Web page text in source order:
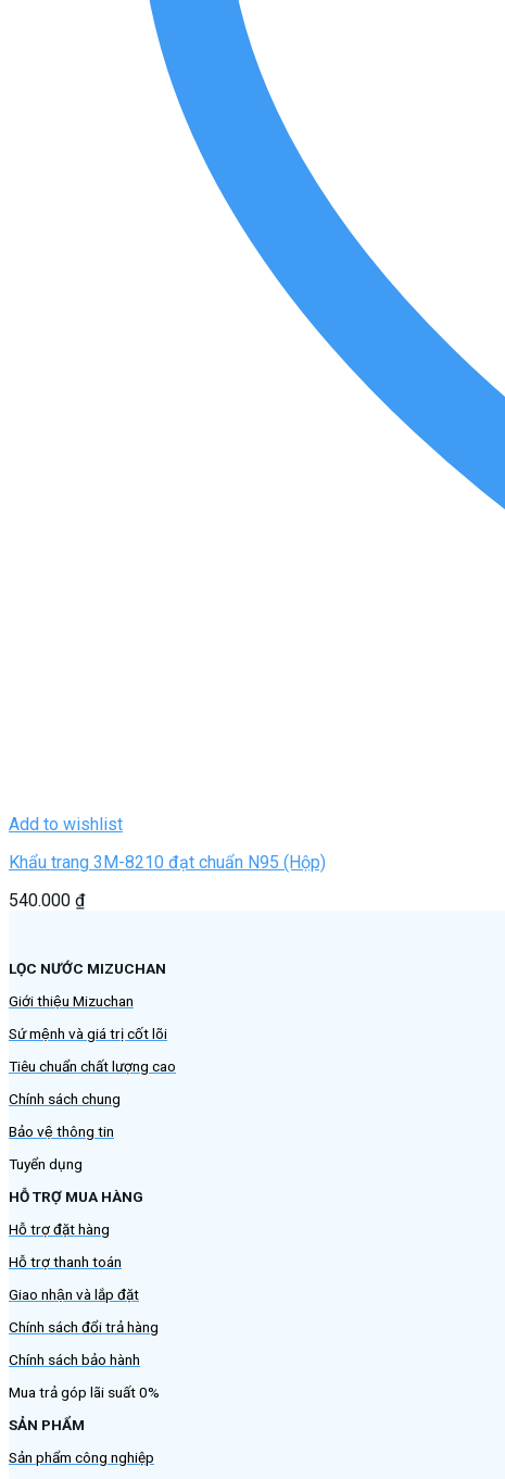
Add to wishlist
Khẩu trang 3M-8210 đạt chuẩn N95 (Hộp)
540.000 ₫
LỌC NƯỚC MIZUCHAN
Giới thiệu Mizuchan
Sứ mệnh và giá trị cốt lõi
Tiêu chuẩn chất lượng cao
Chính sách chung
Bảo vệ thông tin
Tuyển dụng
HỖ TRỢ MUA HÀNG
Hỗ trợ đặt hàng
Hỗ trợ thanh toán
Giao nhận và lắp đặt
Chính sách đổi trả hàng
Chính sách bảo hành
Mua trả góp lãi suất 0%
SẢN PHẨM
Sản phẩm công nghiệp